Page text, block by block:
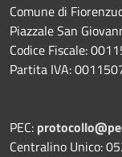
Comune di
Piazzale San
Codice Fiscale:
Partita IVA:
PEC:
Centralino Unico: